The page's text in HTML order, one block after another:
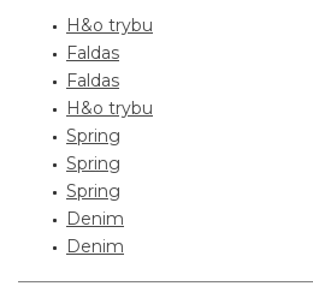
H&o trybu
Faldas
Faldas
H&o trybu
Spring
Spring
Spring
Denim
Denim